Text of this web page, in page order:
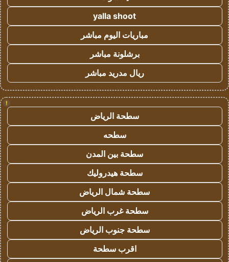
yalla shoot
مباريات اليوم مباشر
برشلونة مباشر
ريال مدريد مباشر
!
سطحة الرياض
سطحه
سطحة بين المدن
سطحة هيدروليك
سطحة شمال الرياض
سطحة غرب الرياض
سطحة جنوب الرياض
اقرب سطحة